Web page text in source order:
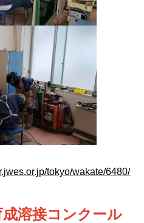
tokyo/wakate/6480/
溶接コンクール